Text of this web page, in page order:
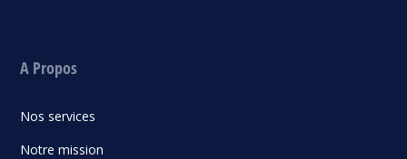
A Propos
Nos services
Notre mission